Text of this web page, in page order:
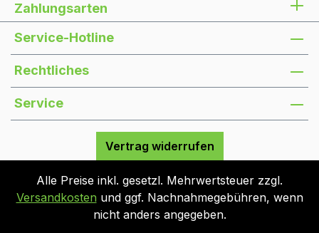
Zahlungsarten
Service-Hotline
Rechtliches
Service
Vertrag widerrufen
Alle Preise inkl. gesetzl. Mehrwertsteuer zzgl.
Versandkosten und ggf. Nachnahmegebühren, wenn
nicht anders angegeben.